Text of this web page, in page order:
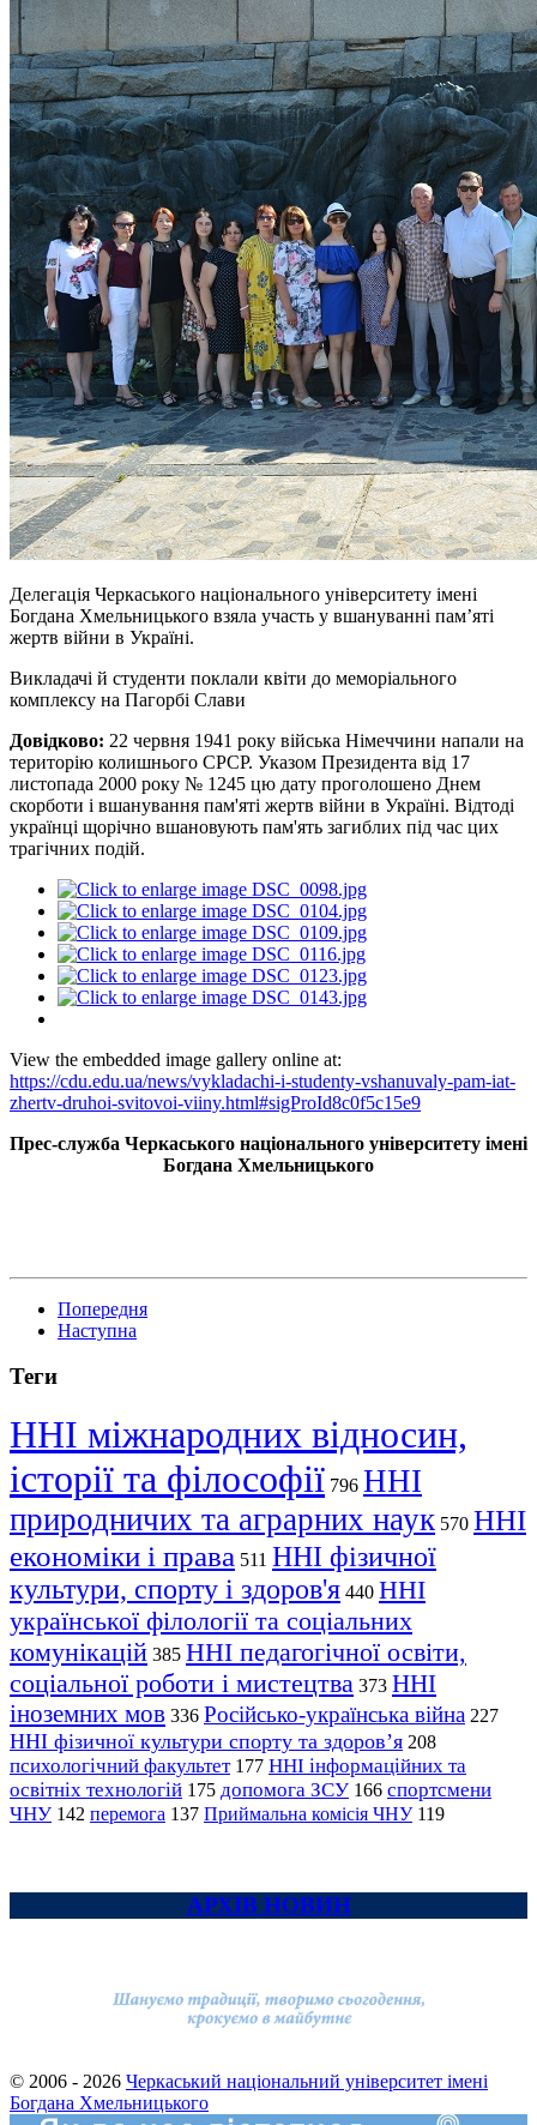
Делегація Черкаського національного університету імені
Богдана Хмельницького взяла участь у вшануванні пам’яті
жертв війни в Україні.
Викладачі й студенти поклали квіти до меморіального
комплексу на Пагорбі Слави
Довідково: 22 червня 1941 року війська Німеччини напали на
територію колишнього СРСР. Указом Президента від 17
листопада 2000 року № 1245 цю дату проголошено Днем
скорботи і вшанування пам'яті жертв війни в Україні. Відтоді
українці щорічно вшановують пам'ять загиблих під час цих
трагічних подій.
View the embedded image gallery online at:
https://cdu.edu.ua/news/vykladachi-i-studenty-vshanuvaly-pam-iat-
zhertv-druhoi-svitovoi-viiny.html#sigProId8c0f5c15e9
Прес-служба Черкаського національного університету імені
Богдана Хмельницького
Попередня
Наступна
Теги
ННІ міжнародних відносин,
історії та філософії 796 ННІ
природничих та аграрних наук 570 ННІ
економіки і права 511 ННІ фізичної
культури, спорту і здоров'я 440 ННІ
української філології та соціальних
комунікацій 385 ННІ педагогічної освіти,
соціальної роботи і мистецтва 373 ННІ
іноземних мов 336 Російсько-українська війна 227
ННІ фізичної культури спорту та здоров’я 208
психологічний факультет 177 ННІ інформаційних та
освітніх технологій 175 допомога ЗСУ 166 спортсмени
ЧНУ 142 перемога 137 Приймальна комісія ЧНУ 119
АРХІВ НОВИН
© 2006 - 2026 Черкаський національний університет імені
Богдана Хмельницького